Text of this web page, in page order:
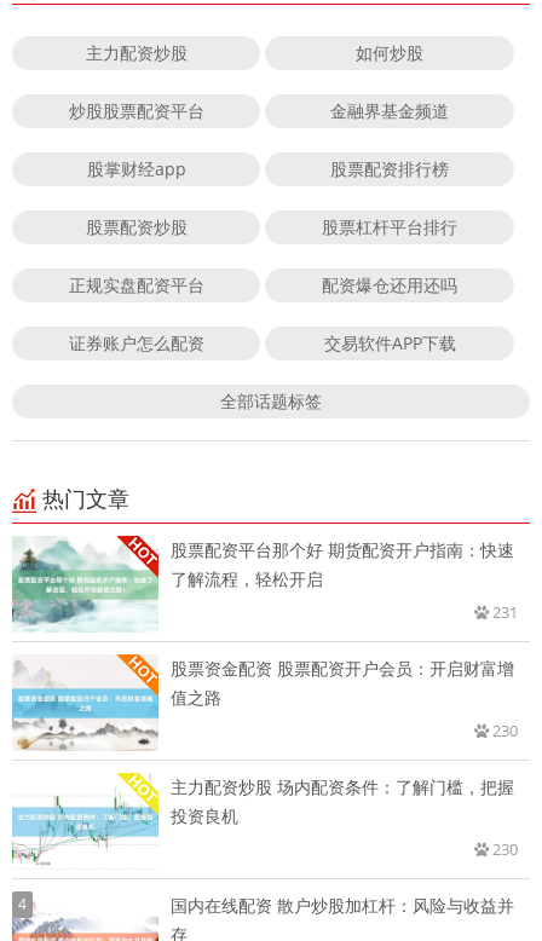
主力配资炒股 如何炒股
炒股股票配资平台 金融界基金频道
股掌财经app 股票配资排行榜
股票配资炒股 股票杠杆平台排行
正规实盘配资平台 配资爆仓还用还吗
证券账户怎么配资 交易软件APP下载
全部话题标签
热门文章
股票配资平台那个好 期货配资开户指南：快速
了解流程，轻松开启
231
股票资金配资 股票配资开户会员：开启财富增
值之路
230
主力配资炒股 场内配资条件：了解门槛，把握
投资良机
230
4
国内在线配资 散户炒股加杠杆：风险与收益并
存